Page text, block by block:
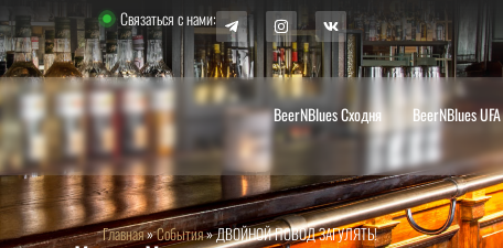
Связаться с нами:
BeerNBlues Сходня BeerNBlues UFA
Главная»События»ДВОЙНОЙ ПОВОД ЗАГУЛЯТЬ!